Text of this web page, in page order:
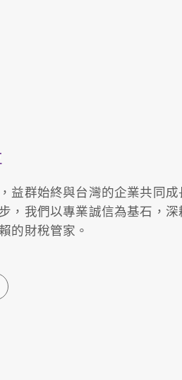
益群始終與台灣的企業共同
，我們以專業誠信為基石，
的財稅管家。